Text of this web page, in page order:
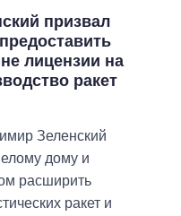
призвал
лицензии на
ракет
Зеленский
дому и
расширить
ракет и